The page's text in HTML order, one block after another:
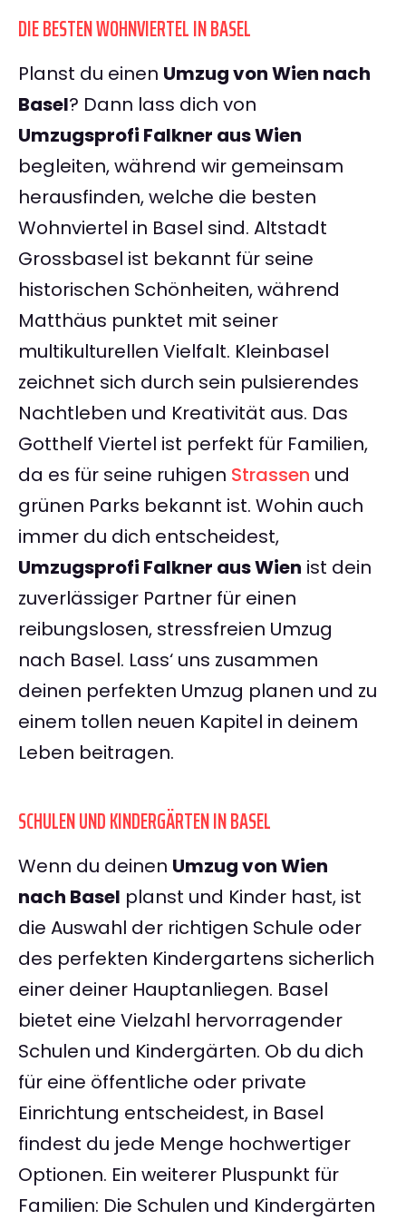
DIE BESTEN WOHNVIERTEL IN BASEL
Planst du einen Umzug von Wien nach
Basel? Dann lass dich von
Umzugsprofi Falkner aus Wien
begleiten, während wir gemeinsam
herausfinden, welche die besten
Wohnviertel in Basel sind. Altstadt
Grossbasel ist bekannt für seine
historischen Schönheiten, während
Matthäus punktet mit seiner
multikulturellen Vielfalt. Kleinbasel
zeichnet sich durch sein pulsierendes
Nachtleben und Kreativität aus. Das
Gotthelf Viertel ist perfekt für Familien,
da es für seine ruhigen Strassen und
grünen Parks bekannt ist. Wohin auch
immer du dich entscheidest,
Umzugsprofi Falkner aus Wien ist dein
zuverlässiger Partner für einen
reibungslosen, stressfreien Umzug
nach Basel. Lass‘ uns zusammen
deinen perfekten Umzug planen und zu
einem tollen neuen Kapitel in deinem
Leben beitragen.
SCHULEN UND KINDERGÄRTEN IN BASEL
Wenn du deinen Umzug von Wien
nach Basel planst und Kinder hast, ist
die Auswahl der richtigen Schule oder
des perfekten Kindergartens sicherlich
einer deiner Hauptanliegen. Basel
bietet eine Vielzahl hervorragender
Schulen und Kindergärten. Ob du dich
für eine öffentliche oder private
Einrichtung entscheidest, in Basel
findest du jede Menge hochwertiger
Optionen. Ein weiterer Pluspunkt für
Familien: Die Schulen und Kindergärten